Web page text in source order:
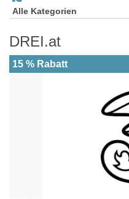
Alle Kategorien
DREI.at
15 % Rabatt